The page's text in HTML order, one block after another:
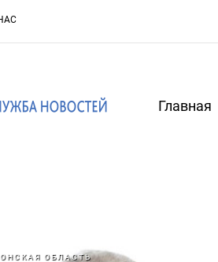
Главная
ОБЛАСТЬ